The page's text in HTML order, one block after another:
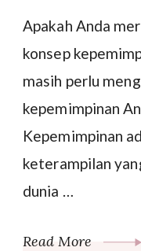
Apakah Anda
konsep
masih perlu
kepemimpinan
Kepemimpinan
keterampilan
dunia …
Read More